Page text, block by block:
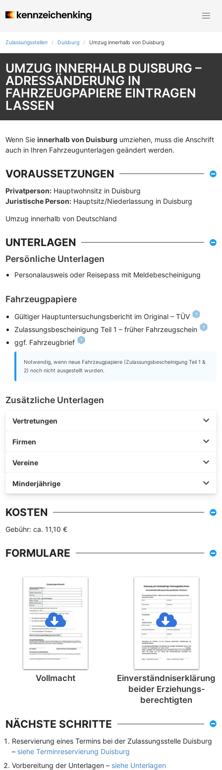
Zulassungsstellen Duisburg Umzug innerhalb von Duisburg
UMZUG INNERHALB DUISBURG –
ADRESSÄNDERUNG IN
FAHRZEUGPAPIERE EINTRAGEN
LASSEN
Wenn Sie innerhalb von Duisburg umziehen, muss die Anschrift
auch in Ihren Fahrzeugunterlagen geändert werden.
VORAUSSETZUNGEN
Privatperson: Hauptwohnsitz in Duisburg
Juristische Person: Hauptsitz/Niederlassung in Duisburg
Umzug innerhalb von Deutschland
UNTERLAGEN
Persönliche Unterlagen
Personalausweis oder Reisepass mit Meldebescheinigung
Fahrzeugpapiere
Gültiger Hauptuntersuchungsbericht im Original – TÜV
Zulassungsbescheinigung Teil 1 – früher Fahrzeugschein
ggf. Fahrzeugbrief
Notwendig, wenn neue Fahrzeugpapiere (Zulassungsbescheinigung Teil 1 &
2) noch nicht ausgestellt wurden.
Zusätzliche Unterlagen
Vertretungen
Firmen
Vereine
Minderjährige
KOSTEN
Gebühr: ca. 11,10 €
FORMULARE
Vollmacht
Einverständnis­erklärung
beider Erziehungs­
berechtigten
NÄCHSTE SCHRITTE
Reservierung eines Termins bei der Zulassungsstelle Duisburg
– siehe Terminreservierung Duisburg
Vorbereitung der Unterlagen – siehe Unterlagen